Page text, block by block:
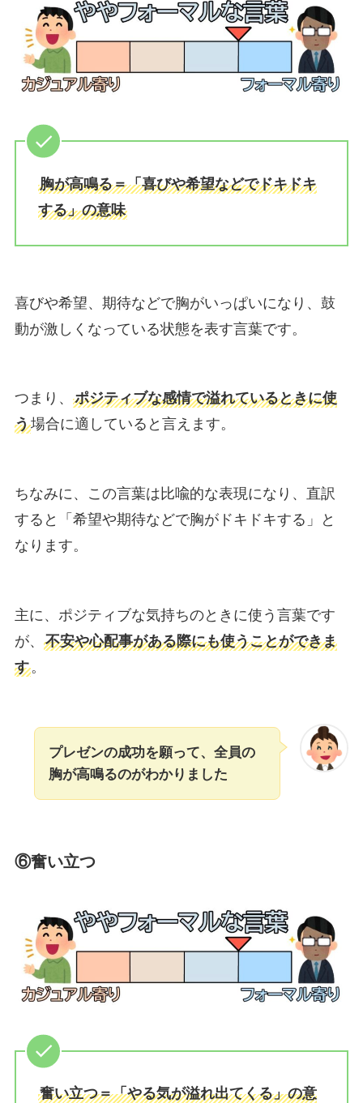
胸が高鳴る＝「喜びや希望などでドキドキ
する」の意味
喜びや希望、期待などで胸がいっぱいになり、鼓
動が激しくなっている状態を表す言葉です。
つまり、 ポジティブな感情で溢れているときに使
う場合に適していると言えます。
ちなみに、この言葉は比喩的な表現になり、直訳
すると「希望や期待などで胸がドキドキする」と
なります。
主に、ポジティブな気持ちのときに使う言葉です
が、 不安や心配事がある際にも使うことができま
す。
プレゼンの成功を願って、全員の
胸が高鳴るのがわかりました
⑥奮い立つ
奮い立つ＝「やる気が溢れ出てくる」の意